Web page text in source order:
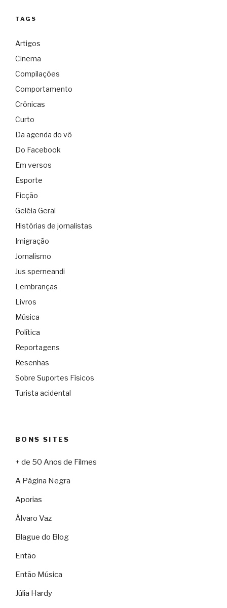
TAGS
Artigos
Cinema
Compilações
Comportamento
Crônicas
Curto
Da agenda do vô
Do Facebook
Em versos
Esporte
Ficção
Geléia Geral
Histórias de jornalistas
Imigração
Jornalismo
Jus sperneandi
Lembranças
Livros
Música
Política
Reportagens
Resenhas
Sobre Suportes Físicos
Turista acidental
BONS SITES
+ de 50 Anos de Filmes
A Página Negra
Aporias
Álvaro Vaz
Blague do Blog
Então
Então Música
Júlia Hardy